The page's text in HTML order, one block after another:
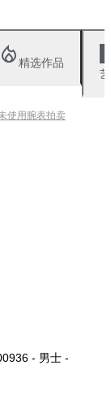
精选作品
使用腕表拍卖
- 男士 -